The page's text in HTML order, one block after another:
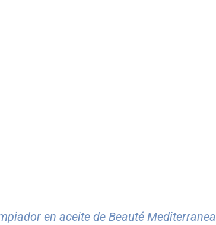
en aceite de Beauté Mediterranea